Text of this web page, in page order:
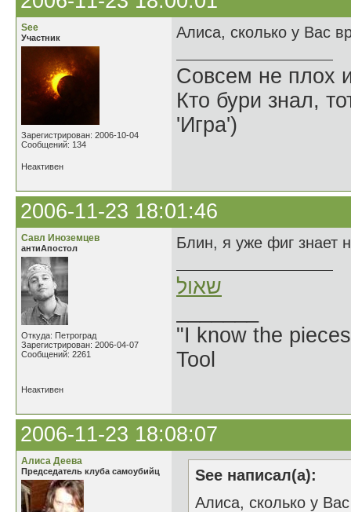
See
Участник
Зарегистрирован: 2006-10-04
Сообщений: 134
Алиса, сколько у Вас
Совсем не плох
Кто бури знал,
'Игра')
Неактивен
2006-11-23 18:01:46
Савл Иноземцев
антиАпостол
Откуда: Петроград
Зарегистрирован: 2006-04-07
Сообщений: 2261
Блин, я уже фиг знает
שאול
"I know the
Tool
Неактивен
2006-11-23 18:08:07
Алиса Деева
Председатель клуба самоубийц
See написал(а):
Алиса, сколько у